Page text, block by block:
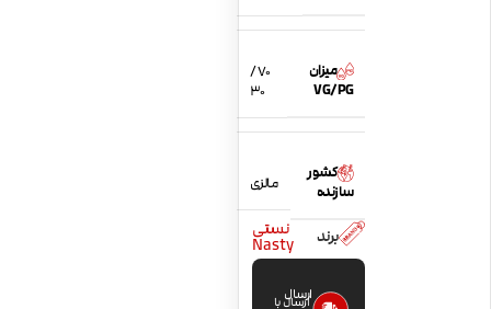
میزان
VG/PG
70 /
30
کشور
سازنده
مالزی
برند نستی
Nasty
ارسال
ارسال با